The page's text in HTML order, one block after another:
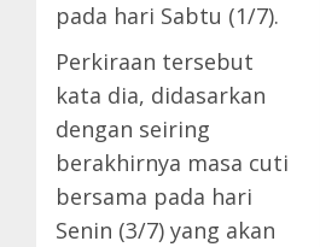
pada hari Sabtu (1/7).
Perkiraan tersebut
kata dia, didasarkan
dengan seiring
berakhirnya masa cuti
bersama pada hari
Senin (3/7) yang akan